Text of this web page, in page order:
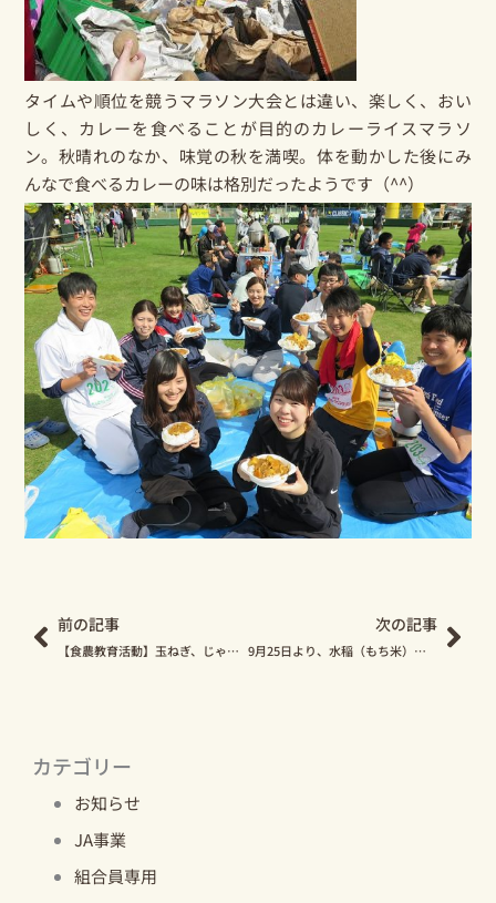
カテゴリー
お知らせ
JA事業
組合員専用
タイムや順位を競うマラソン大会とは違い、楽しく、おい
しく、カレーを食べることが目的のカレーライスマラソ
ン。秋晴れのなか、味覚の秋を満喫。体を動かした後にみ
んなで食べるカレーの味は格別だったようです（^^）
前の記事
【食農教育活動】玉ねぎ、じゃがいもの選果施設で見学を受け入れています
次の記事
9月25日より、水稲（もち米）の収穫が始まりました！